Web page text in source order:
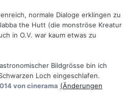
normale Dialoge erklingen zu
the Hutt (die monströse Kreatur
in O.V. war kaum etwas zu
Bildgrösse bin ich
Loch eingeschlafen.
von cinerama (Änderungen